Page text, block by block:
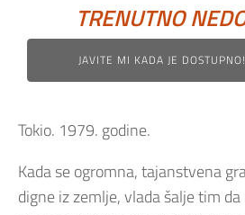
TRENUTNO
JAVITE MI KADA JE DOSTUPNO!
Tokio. 1979. godine.
Kada se ogromna, tajanstvena
digne iz zemlje, vlada šalje tim